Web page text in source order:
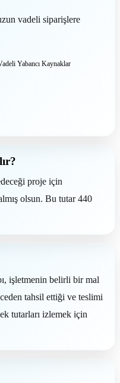
vadeli siparişlere
Yabancı Kaynaklar
proje için
olsun. Bu tutar 440
işletmenin belirli bir mal
tahsil ettiği ve teslimi
tutarları izlemek için